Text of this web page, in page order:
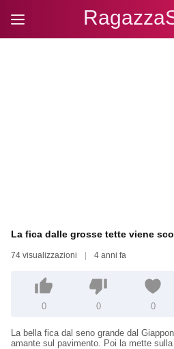
La fica dalle grosse tette viene
74 visualizzazioni 4 anni fa
0 0 0
La bella fica dal seno grande dal
amante sul pavimento. Poi la mette